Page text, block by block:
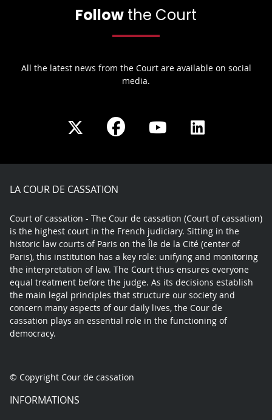
Follow the Court
All the latest news from the Court are available on social
media.
Share
X
Share
Facebook
Share
YoutubeLinkedIn
LA COUR DE CASSATION
Court of cassation - The Cour de cassation (Court of cassation)
is the highest court in the French judiciary. Sitting in the
historic law courts of Paris on the Île de la Cité (center of
Paris), this institution has a key role: unifying and monitoring
the interpretation of law. The Court thus ensures everyone
equal treatment before the judge. As its decisions establish
the main legal principles that structure our society and
concern many aspects of our daily lives, the Cour de
cassation plays an essential role in the functioning of
democracy.
© Copyright Cour de cassation
INFORMATIONS